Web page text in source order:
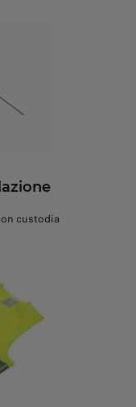
custodia